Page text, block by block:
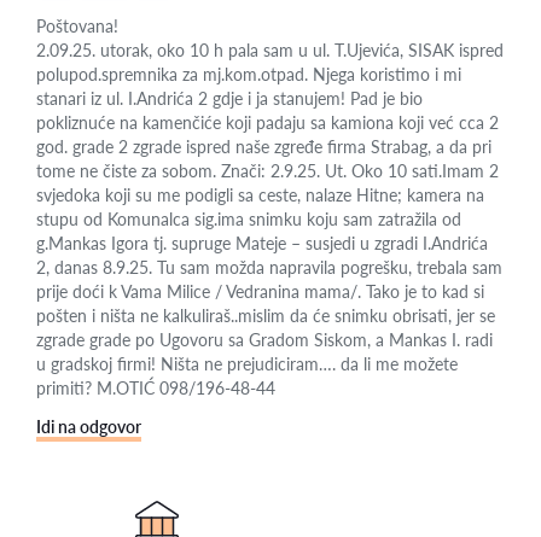
Poštovana!
2.09.25. utorak, oko 10 h pala sam u ul. T.Ujevića, SISAK ispred
polupod.spremnika za mj.kom.otpad. Njega koristimo i mi
stanari iz ul. I.Andrića 2 gdje i ja stanujem! Pad je bio
pokliznuće na kamenčiće koji padaju sa kamiona koji već cca 2
god. grade 2 zgrade ispred naše zgređe firma Strabag, a da pri
tome ne čiste za sobom. Znači: 2.9.25. Ut. Oko 10 sati.Imam 2
svjedoka koji su me podigli sa ceste, nalaze Hitne; kamera na
stupu od Komunalca sig.ima snimku koju sam zatražila od
g.Mankas Igora tj. supruge Mateje – susjedi u zgradi I.Andrića
2, danas 8.9.25. Tu sam možda napravila pogrešku, trebala sam
prije doći k Vama Milice / Vedranina mama/. Tako je to kad si
pošten i ništa ne kalkuliraš..mislim da će snimku obrisati, jer se
zgrade grade po Ugovoru sa Gradom Siskom, a Mankas I. radi
u gradskoj firmi! Ništa ne prejudiciram…. da li me možete
primiti? M.OTIĆ 098/196-48-44
Idi na odgovor